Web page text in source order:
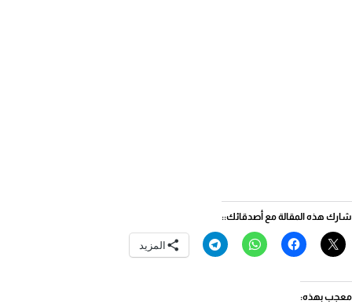
شارك هذه المقالة مع أصدقائك::
المزيد
معجب بهذه: